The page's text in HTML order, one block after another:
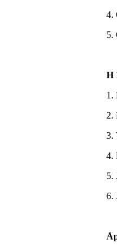
4.
5.
H
1.
3.
4.
5.
6.